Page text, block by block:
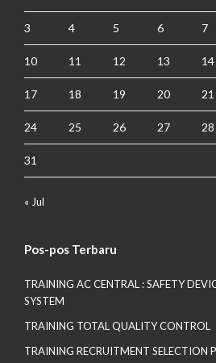
3 4 5 6 7
10 11 12 13 14
17 18 19 20 21
24 25 26 27 28
31
« Jul
Pos-pos Terbaru
TRAINING AC CENTRAL : SAFETY
SYSTEM
TRAINING TOTAL QUALITY CONTROL
TRAINING RECRUITMENT SELECTION